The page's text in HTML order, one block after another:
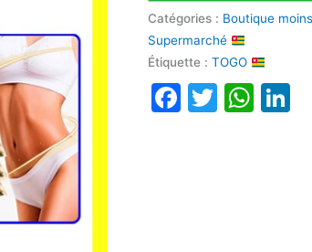
Catégories : Boutique
Supermarché
Étiquette :TOGO
Facebook
Twitter